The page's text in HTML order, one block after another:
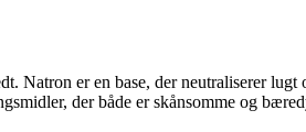
er en base, der neutraliserer lugt
der både er skånsomme og